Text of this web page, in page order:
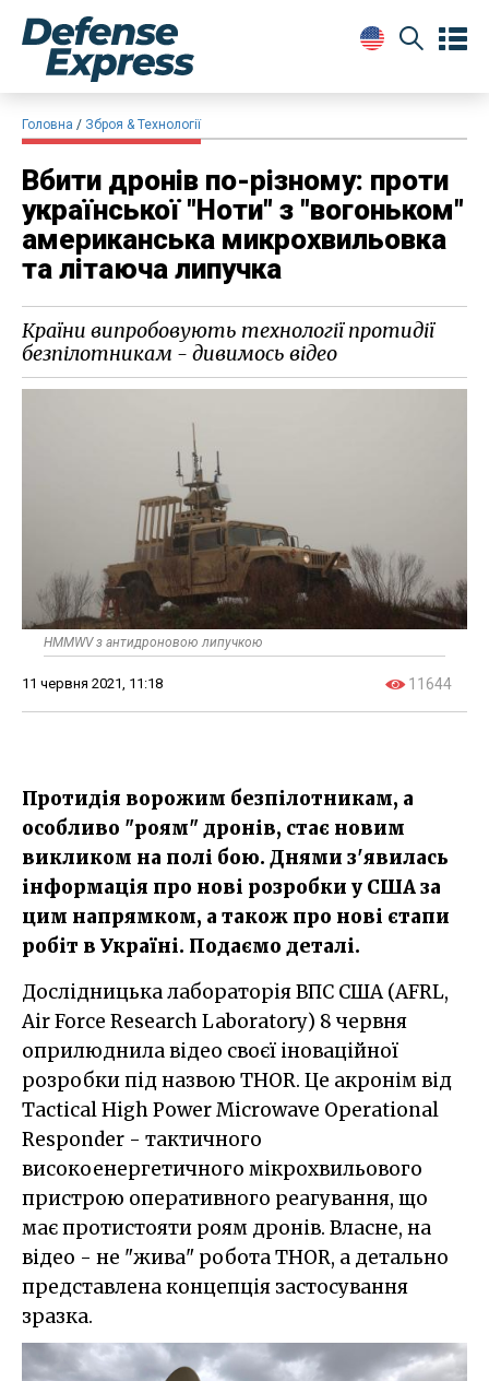
Головна Зброя & Технології
Вбити дронів по-різному: проти
української "Ноти" з "вогоньком"
американська микрохвильовка
та літаюча липучка
Країни випробовують технології протидії
безпілотникам - дивимось відео
HMMWV з антидроновою липучкою
11 червня 2021, 11:18 11644
Протидія ворожим безпілотникам, а
особливо "роям" дронів, стає новим
викликом на полі бою. Днями з'явилась
інформація про нові розробки у США за
цим напрямком, а також про нові єтапи
робіт в Україні. Подаємо деталі.
Дослідницька лабораторія ВПС США (AFRL,
Air Force Research Laboratory) 8 червня
оприлюднила відео своєї іноваційної
розробки під назвою THOR. Це акронім від
Tactical High Power Microwave Operational
Responder - тактичного
високоенергетичного мікрохвильового
пристрою оперативного реагування, що
має протистояти роям дронів. Власне, на
відео - не "жива" робота THOR, а детально
представлена концепція застосування
зразка.